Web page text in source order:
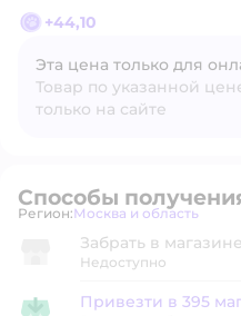
+44,10
Эта цена только для
Товар по указанной
только на сайте
Способы
Регион: Выбор
Москва и область
Забрать в магазине
Недоступно
Привезти в 395